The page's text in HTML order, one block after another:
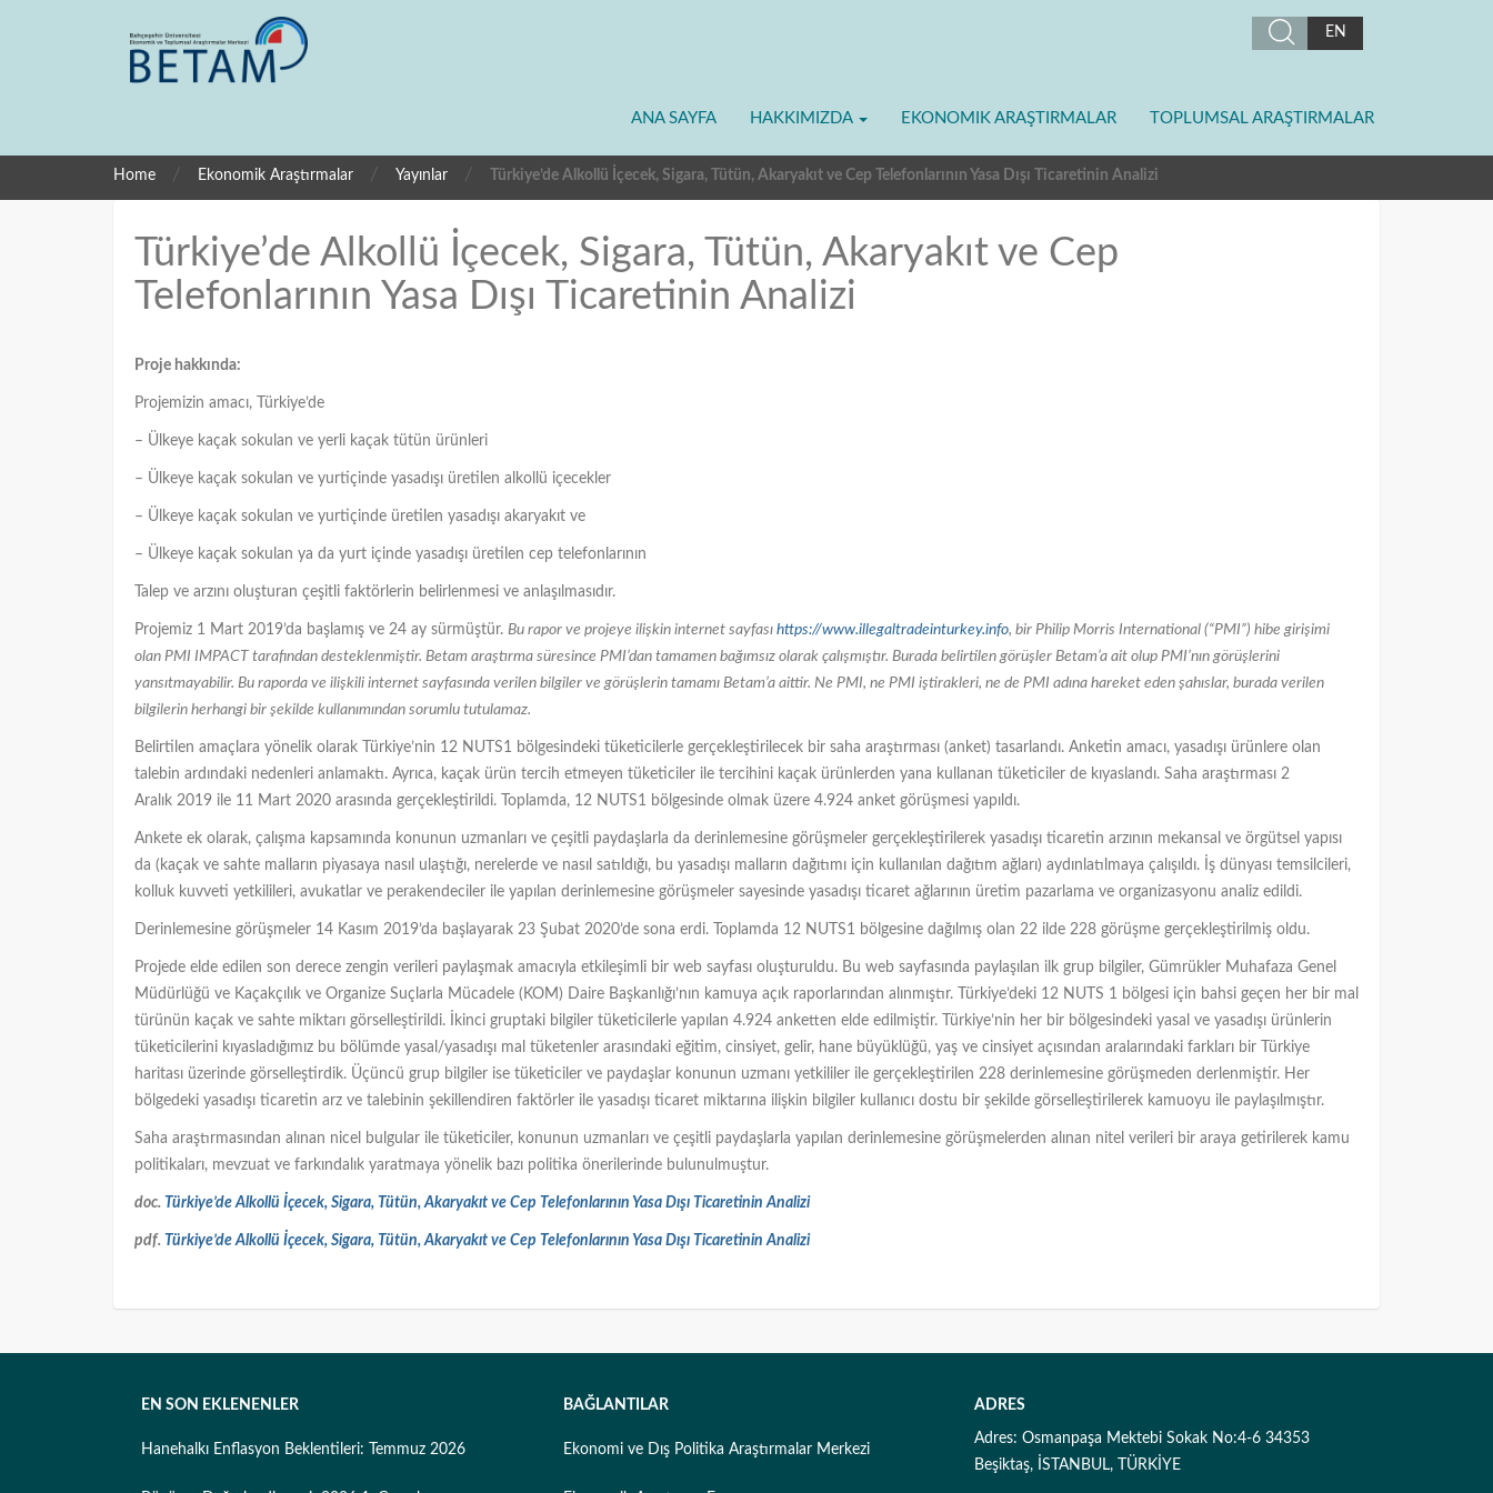
EN
ANA SAYFA HAKKIMIZDA EKONOMIK ARAŞTIRMALAR TOPLUMSAL ARAŞTIRMALAR
Home / Ekonomik Araştırmalar / Yayınlar / Türkiye’de Alkollü İçecek, Sigara, Tütün, Akaryakıt ve Cep Telefonlarının Yasa Dışı Ticaretinin Analizi
Türkiye’de Alkollü İçecek, Sigara, Tütün, Akaryakıt ve Cep
Telefonlarının Yasa Dışı Ticaretinin Analizi
Proje hakkında:
Projemizin amacı, Türkiye’de
– Ülkeye kaçak sokulan ve yerli kaçak tütün ürünleri
– Ülkeye kaçak sokulan ve yurtiçinde yasadışı üretilen alkollü içecekler
– Ülkeye kaçak sokulan ve yurtiçinde üretilen yasadışı akaryakıt ve
– Ülkeye kaçak sokulan ya da yurt içinde yasadışı üretilen cep telefonlarının
Talep ve arzını oluşturan çeşitli faktörlerin belirlenmesi ve anlaşılmasıdır.
Projemiz 1 Mart 2019’da başlamış ve 24 ay sürmüştür. Bu rapor ve projeye ilişkin internet sayfası https://www.illegaltradeinturkey.info, bir Philip Morris International (“PMI”) hibe girişimi
olan PMI IMPACT tarafından desteklenmiştir. Betam araştırma süresince PMI’dan tamamen bağımsız olarak çalışmıştır. Burada belirtilen görüşler Betam’a ait olup PMI’nın görüşlerini
yansıtmayabilir. Bu raporda ve ilişkili internet sayfasında verilen bilgiler ve görüşlerin tamamı Betam’a aittir. Ne PMI, ne PMI iştirakleri, ne de PMI adına hareket eden şahıslar, burada verilen
bilgilerin herhangi bir şekilde kullanımından sorumlu tutulamaz.
Belirtilen amaçlara yönelik olarak Türkiye’nin 12 NUTS1 bölgesindeki tüketicilerle gerçekleştirilecek bir saha araştırması (anket) tasarlandı. Anketin amacı, yasadışı ürünlere olan
talebin ardındaki nedenleri anlamaktı. Ayrıca, kaçak ürün tercih etmeyen tüketiciler ile tercihini kaçak ürünlerden yana kullanan tüketiciler de kıyaslandı. Saha araştırması 2
Aralık 2019 ile 11 Mart 2020 arasında gerçekleştirildi. Toplamda, 12 NUTS1 bölgesinde olmak üzere 4.924 anket görüşmesi yapıldı.
Ankete ek olarak, çalışma kapsamında konunun uzmanları ve çeşitli paydaşlarla da derinlemesine görüşmeler gerçekleştirilerek yasadışı ticaretin arzının mekansal ve örgütsel yapısı
da (kaçak ve sahte malların piyasaya nasıl ulaştığı, nerelerde ve nasıl satıldığı, bu yasadışı malların dağıtımı için kullanılan dağıtım ağları) aydınlatılmaya çalışıldı. İş dünyası temsilcileri,
kolluk kuvveti yetkilileri, avukatlar ve perakendeciler ile yapılan derinlemesine görüşmeler sayesinde yasadışı ticaret ağlarının üretim pazarlama ve organizasyonu analiz edildi.
Derinlemesine görüşmeler 14 Kasım 2019’da başlayarak 23 Şubat 2020’de sona erdi. Toplamda 12 NUTS1 bölgesine dağılmış olan 22 ilde 228 görüşme gerçekleştirilmiş oldu.
Projede elde edilen son derece zengin verileri paylaşmak amacıyla etkileşimli bir web sayfası oluşturuldu. Bu web sayfasında paylaşılan ilk grup bilgiler, Gümrükler Muhafaza Genel
Müdürlüğü ve Kaçakçılık ve Organize Suçlarla Mücadele (KOM) Daire Başkanlığı’nın kamuya açık raporlarından alınmıştır. Türkiye’deki 12 NUTS 1 bölgesi için bahsi geçen her bir mal
türünün kaçak ve sahte miktarı görselleştirildi. İkinci gruptaki bilgiler tüketicilerle yapılan 4.924 anketten elde edilmiştir. Türkiye’nin her bir bölgesindeki yasal ve yasadışı ürünlerin
tüketicilerini kıyasladığımız bu bölümde yasal/yasadışı mal tüketenler arasındaki eğitim, cinsiyet, gelir, hane büyüklüğü, yaş ve cinsiyet açısından aralarındaki farkları bir Türkiye
haritası üzerinde görselleştirdik. Üçüncü grup bilgiler ise tüketiciler ve paydaşlar konunun uzmanı yetkililer ile gerçekleştirilen 228 derinlemesine görüşmeden derlenmiştir. Her
bölgedeki yasadışı ticaretin arz ve talebinin şekillendiren faktörler ile yasadışı ticaret miktarına ilişkin bilgiler kullanıcı dostu bir şekilde görselleştirilerek kamuoyu ile paylaşılmıştır.
Saha araştırmasından alınan nicel bulgular ile tüketiciler, konunun uzmanları ve çeşitli paydaşlarla yapılan derinlemesine görüşmelerden alınan nitel verileri bir araya getirilerek kamu
politikaları, mevzuat ve farkındalık yaratmaya yönelik bazı politika önerilerinde bulunulmuştur.
doc. Türkiye’de Alkollü İçecek, Sigara, Tütün, Akaryakıt ve Cep Telefonlarının Yasa Dışı Ticaretinin Analizi
pdf. Türkiye’de Alkollü İçecek, Sigara, Tütün, Akaryakıt ve Cep Telefonlarının Yasa Dışı Ticaretinin Analizi
EN SON EKLENENLER
Hanehalkı Enflasyon Beklentileri: Temmuz 2026
BAĞLANTILAR
Ekonomi ve Dış Politika Araştırmalar Merkezi
ADRES
Adres: Osmanpaşa Mektebi Sokak No:4-6 34353
Beşiktaş, İSTANBUL, TÜRKİYE